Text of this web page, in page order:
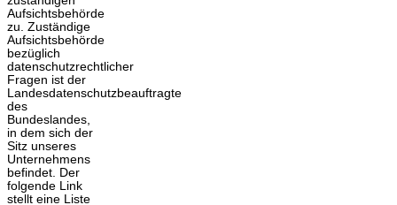
Aufsichtsbehörde
zu. Zuständige
Aufsichtsbehörde
bezüglich
datenschutzrechtlicher
Fragen ist der
Landesdatenschutzbeauftragte
des
Bundeslandes,
in dem sich der
Sitz unseres
Unternehmens
befindet. Der
folgende Link
stellt eine Liste